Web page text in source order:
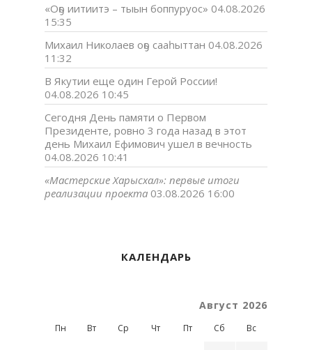
«Оҕо иитиитэ – тыын боппуруос» 04.08.2026
15:35
Михаил Николаев оҕо сааһыттан 04.08.2026
11:32
В Якутии еще один Герой России!
04.08.2026 10:45
Сегодня День памяти о Первом
Президенте, ровно 3 года назад в этот
день Михаил Ефимович ушел в вечность
04.08.2026 10:41
«Мастерские Харысхал»: первые итоги
реализации проекта 03.08.2026 16:00
КАЛЕНДАРЬ
Август 2026
Пн Вт Ср Чт Пт Сб Вс